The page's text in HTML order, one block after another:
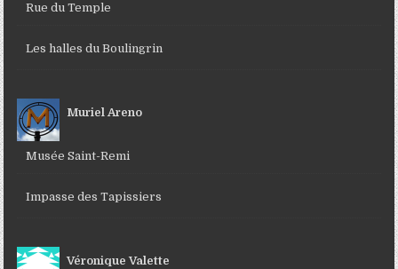
Rue du Temple
Les halles du Boulingrin
Muriel Areno
Musée Saint-Remi
Impasse des Tapissiers
Véronique Valette